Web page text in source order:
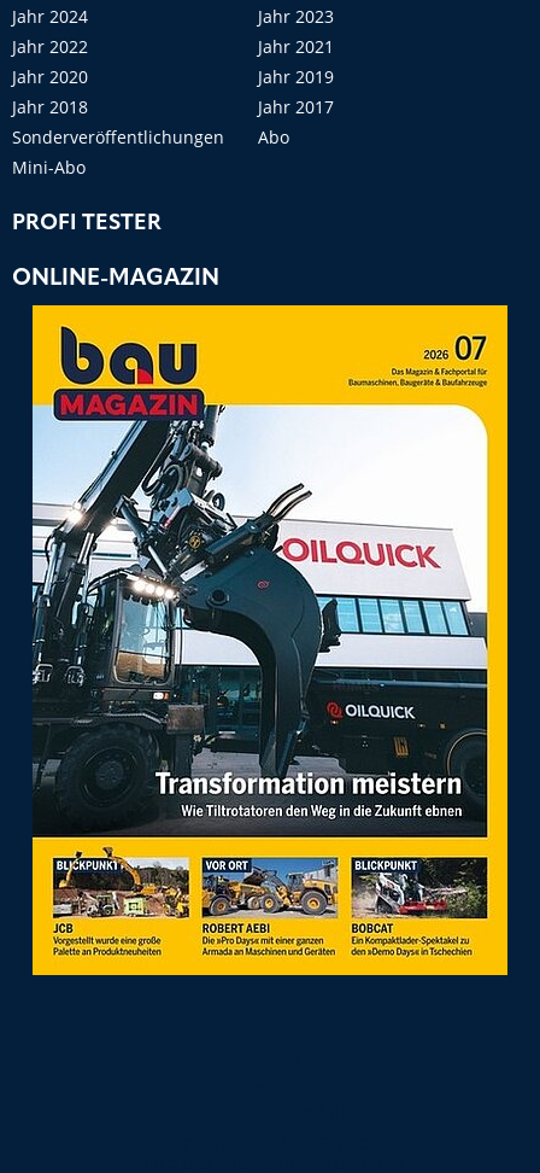
Jahr 2024
Jahr 2023
Jahr 2022
Jahr 2021
Jahr 2020
Jahr 2019
Jahr 2018
Jahr 2017
Sonderveröffentlichungen
Abo
Mini-Abo
PROFI TESTER
ONLINE-MAGAZIN